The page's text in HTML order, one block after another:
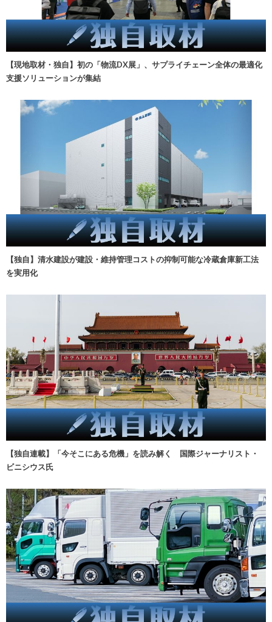
【現地取材・独自】初の「物流DX展」、サプライチェーン全体の最適化
支援ソリューションが集結
【独自】清水建設が建設・維持管理コストの抑制可能な冷蔵倉庫新工法
を実用化
【独自連載】「今そこにある危機」を読み解く 国際ジャーナリスト・
ビニシウス氏